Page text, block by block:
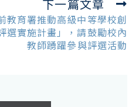
下一篇文章
教育署推動高級中等學校創
選實施計畫」，請鼓勵校內
教師踴躍參與評選活動